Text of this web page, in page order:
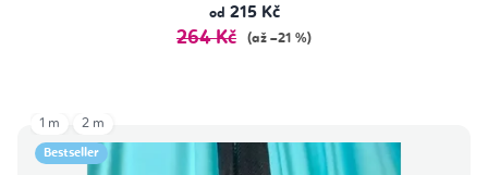
od 215 Kč
264 Kč (až –21 %)
Bestseller
1 m 2 m